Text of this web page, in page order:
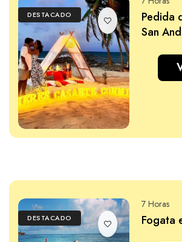
DESTACADO
Pedida
San
DESTACADO
7 Horas
Fogata